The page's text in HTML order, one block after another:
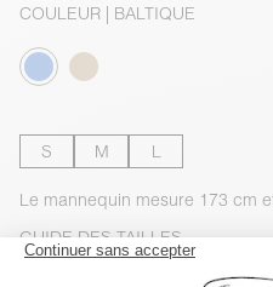
COULEUR | BALTIQUE
S M L
Le mannequin mesure 173 cm
GUIDE DES TAILLES
entre le